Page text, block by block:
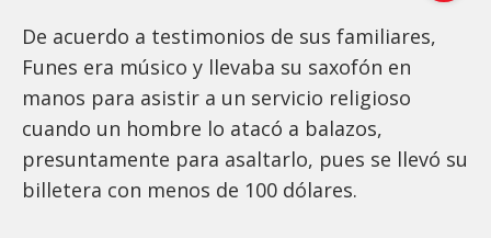
De acuerdo a testimonios de sus familiares,
Funes era músico y llevaba su saxofón en
manos para asistir a un servicio religioso
cuando un hombre lo atacó a balazos,
presuntamente para asaltarlo, pues se llevó su
billetera con menos de 100 dólares.